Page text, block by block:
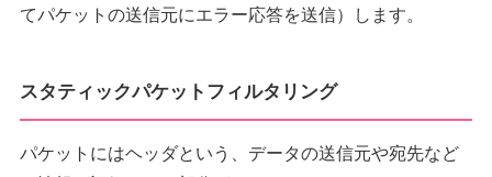
てパケットの送信元にエラー応答を送信）します。
スタティックパケットフィルタリング
パケットにはヘッダという、データの送信元や宛先など